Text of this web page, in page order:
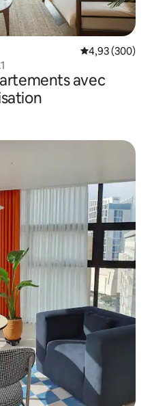
Évaluation
4,93 (300)
avec